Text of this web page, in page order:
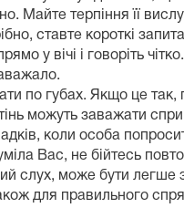
Майте терпіння її
ставте короткі
у вічі і говоріть
по губах. Якщо це так,
можуть заважати
коли особа
Вас, не бійтесь
слух, може бути легше
для правильного